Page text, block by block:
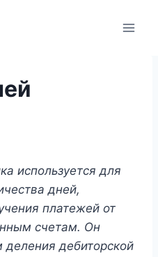
используется для
дней,
платежей от
счетам. Он
деления дебиторской